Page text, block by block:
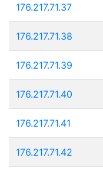
176.217.71.37
176.217.71.38
176.217.71.39
176.217.71.40
176.217.71.41
176.217.71.42